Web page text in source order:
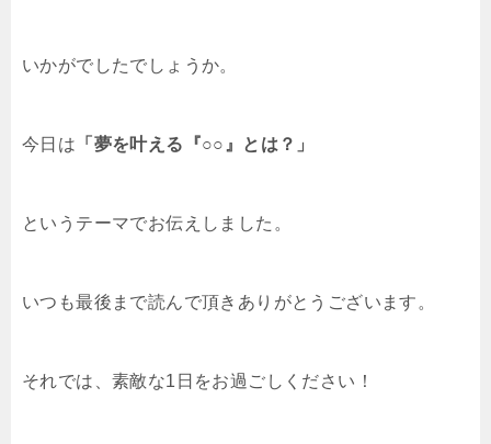
いかがでしたでしょうか。
今日は 「夢を叶える『○○』とは？」
というテーマでお伝えしました。
いつも最後まで読んで頂きありがとうございます。
それでは、素敵な1日をお過ごしください！